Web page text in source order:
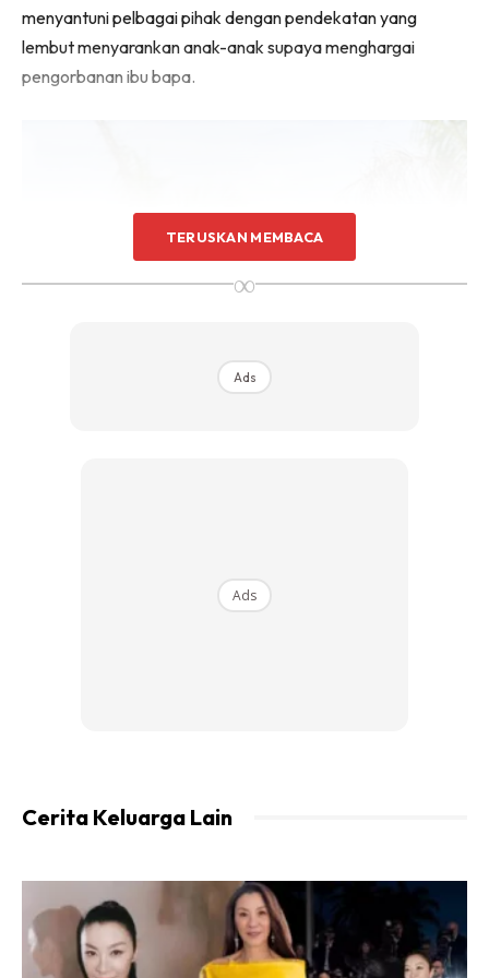
menyantuni pelbagai pihak dengan pendekatan yang
lembut menyarankan anak-anak supaya menghargai
pengorbanan ibu bapa.
Ads
TERUSKAN MEMBACA
∞
Ads
Ads
Cerita Keluarga Lain